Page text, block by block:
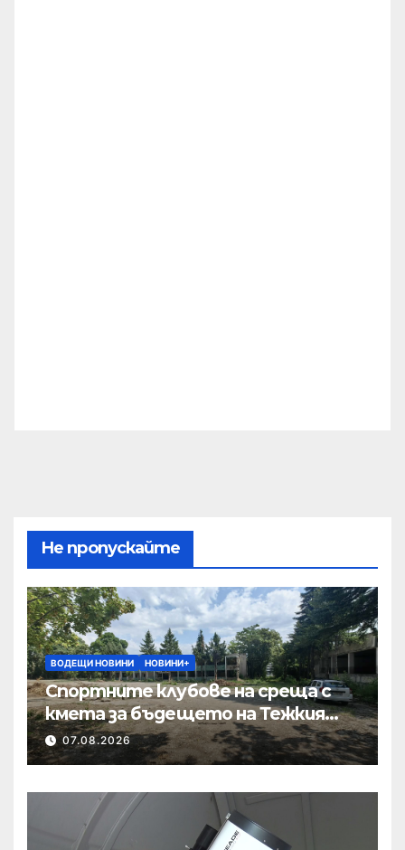
Не пропускайте
ВОДЕЩИ НОВИНИ НОВИНИ+
Спортните клубове на среща с
кмета за бъдещето на Тежкия
полк
07.08.2026